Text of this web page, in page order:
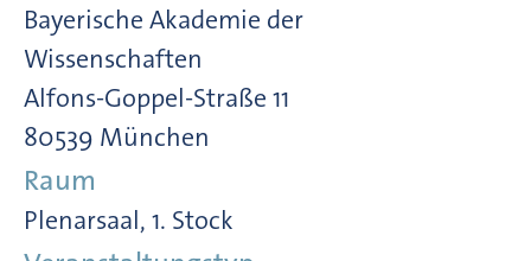
Bayerische Akademie der
Wissenschaften
Alfons-Goppel-Straße 11
80539 München
Raum
Plenarsaal, 1. Stock